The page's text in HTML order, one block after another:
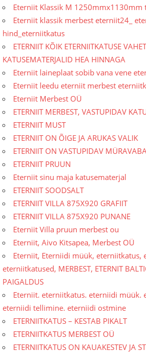
Eterniit Klassik M 1250mmx1130mm
Eterniit klassik merbest eterniit24_
hind_eterniitkatus
ETERNIIT KÕIK ETERNIITKATUSE
KATUSEMATERJALID HEA HINNAGA
Eterniit laineplaat sobib vana vene
Eterniit leedu eterniit merbest
Eterniit Merbest OÜ
ETERNIIT MERBEST, VASTUPIDAV
ETERNIIT MUST
ETERNIIT ON ÕIGE JA ARUKAS VALIK
ETERNIIT ON VASTUPIDAV
ETERNIIT PRUUN
Eterniit sinu maja katusematerjal
ETERNIIT SOODSALT
ETERNIIT VILLA 875X920 GRAFIIT
ETERNIIT VILLA 875X920 PUNANE
Eterniit Villa pruun merbest ou
Eterniit, Aivo Kitsapea, Merbest OÜ
Eterniit, Eterniidi müük, eterniitkatus,
eterniitkatused, MERBEST, ETERNIT
PAIGALDUS
Eterniit. eterniitkatus. eterniidi müük.
eterniidi tellimine. eterniidi ostmine
ETERNIITKATUS – KESTAB PIKALT
ETERNIITKATUS MERBEST OÜ
ETERNIITKATUS ON KAUAKESTEV JA